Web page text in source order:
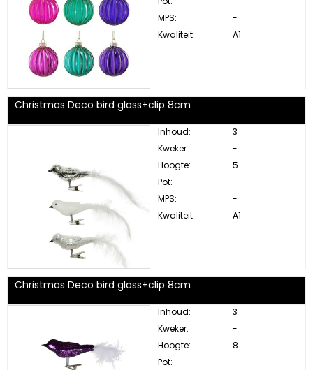
MPS:
-
Kwaliteit:
A1
Christmas Deco bird glass+clip 8cm
Inhoud:
3
Kweker:
-
Hoogte:
5
Pot:
-
MPS:
-
Kwaliteit:
A1
Christmas Deco bird glass+clip 8cm
Inhoud:
3
Kweker:
-
Hoogte:
8
Pot:
-